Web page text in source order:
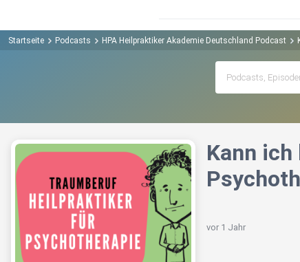
Startseite Podcasts HPA Heilpraktiker Akademie Deutschland Podcast
Kann
vor 1 Jahr